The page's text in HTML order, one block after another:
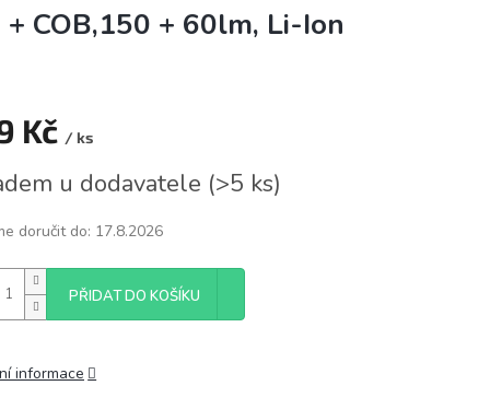
COB,150 + 60lm, Li-Ion
Kč / ks
u dodavatele (>5 ks)
doručit do: 17.8.2026
PŘIDAT DO KOŠÍKU
informace